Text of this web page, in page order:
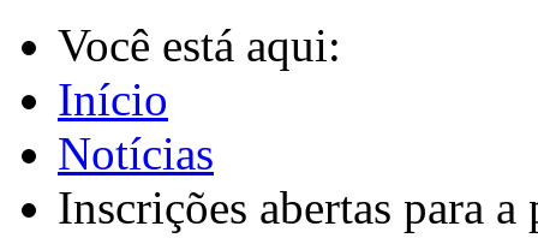
Você está aqui:
Início
Notícias
Inscrições abertas para